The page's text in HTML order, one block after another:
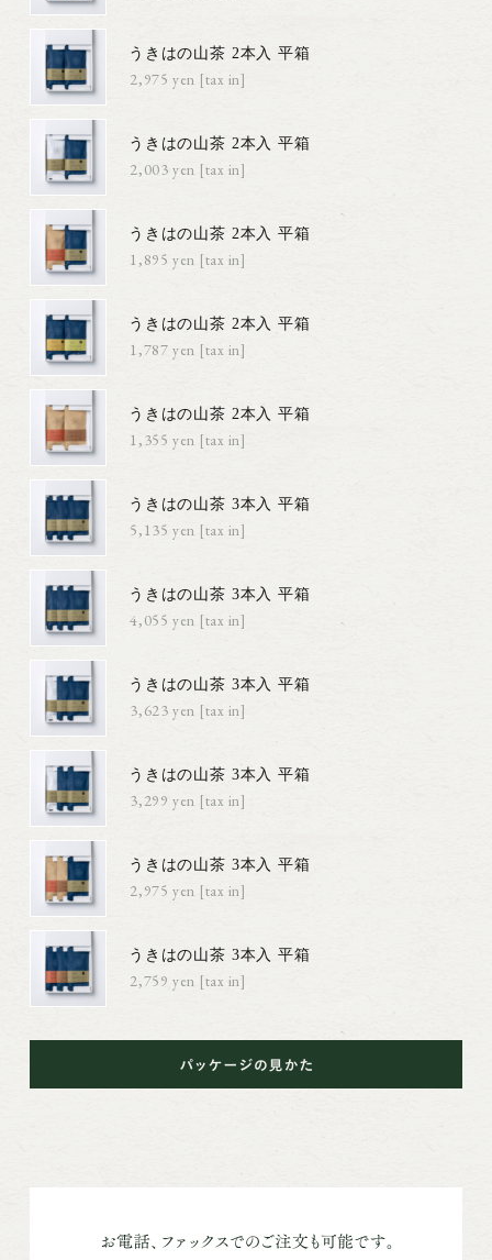
うきはの山茶 2本入 平箱
2,975円(税込)
うきはの山茶 2本入 平箱
2,003円(税込)
うきはの山茶 2本入 平箱
1,895円(税込)
うきはの山茶 2本入 平箱
1,787円(税込)
うきはの山茶 2本入 平箱
1,355円(税込)
うきはの山茶 3本入 平箱
5,135円(税込)
うきはの山茶 3本入 平箱
4,055円(税込)
うきはの山茶 3本入 平箱
3,623円(税込)
うきはの山茶 3本入 平箱
3,299円(税込)
うきはの山茶 3本入 平箱
2,975円(税込)
うきはの山茶 3本入 平箱
2,759円(税込)